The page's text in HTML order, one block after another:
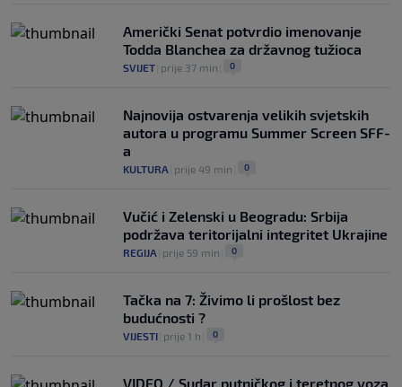
Američki Senat potvrdio imenovanje
Todda Blanchea za državnog tužioca
SVIJET prije 37 min 0
Najnovija ostvarenja velikih svjetskih
autora u programu Summer Screen SFF-
a
KULTURA prije 49 min 0
Vučić i Zelenski u Beogradu: Srbija
podržava teritorijalni integritet Ukrajine
REGIJA prije 59 min 0
Tačka na 7: Živimo li prošlost bez
budućnosti ?
VIJESTI prije 1 h 0
VIDEO / Sudar putničkog i teretnog voza